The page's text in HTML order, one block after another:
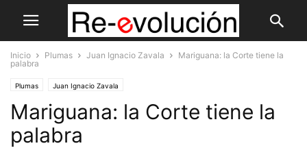
Inicio Plumas Juan Ignacio Zavala
Mariguana: la Corte tiene la
palabra
Plumas Juan Ignacio Zavala
Mariguana: la Corte tiene la
palabra